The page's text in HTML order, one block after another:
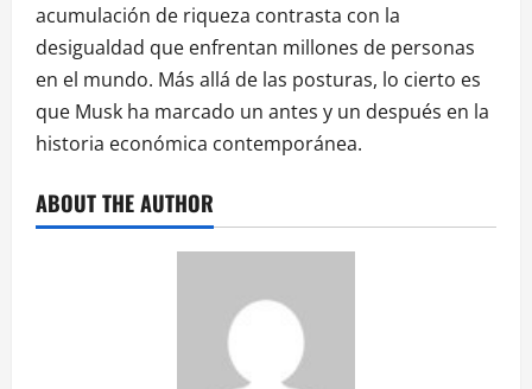
acumulación de riqueza contrasta con la
desigualdad que enfrentan millones de personas
en el mundo. Más allá de las posturas, lo cierto es
que Musk ha marcado un antes y un después en la
historia económica contemporánea.
ABOUT THE AUTHOR